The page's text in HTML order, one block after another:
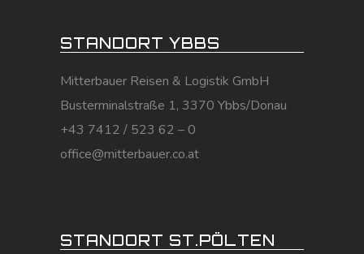
STANDORT YBBS
Mitterbauer Reisen & Logistik GmbH
Busterminalstraße 1, 3370 Ybbs/Donau
+43 7412 / 523 62 – 0
office@mitterbauer.co.at
STANDORT ST.PÖLTEN